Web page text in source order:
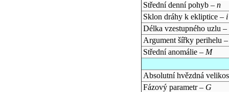
Střední denní pohyb – n
Sklon dráhy k ekliptice – i
Délka vzestupného uzlu –
Argument šířky perihelu
Střední anomálie – M
Absolutní hvězdná
Fázový parametr – G